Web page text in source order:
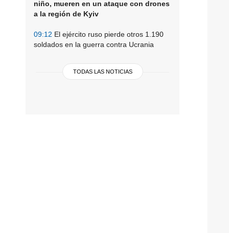
niño, mueren en un ataque con drones
a la región de Kyiv
09:12 El ejército ruso pierde otros 1.190
soldados en la guerra contra Ucrania
TODAS LAS NOTICIAS